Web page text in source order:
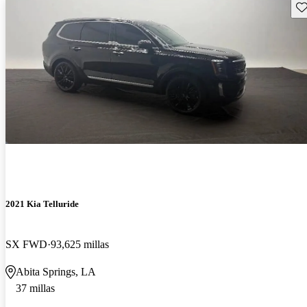
2021 Kia Telluride
SX FWD 93,625 millas
Abita Springs, LA
37 millas